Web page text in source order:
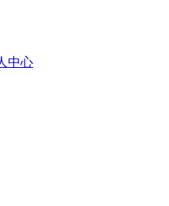
中心